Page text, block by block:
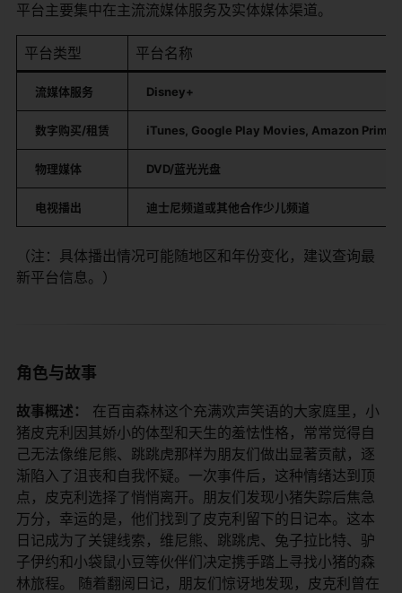
平台主要集中在主流流媒体服务及实体媒体渠道。
平台类型 平台名称
​流媒体服务​ ​Disney+​
​数字购买/租赁​ ​iTunes, Google Play Movies, Amazon Prime
​物理媒体​ ​DVD/蓝光光盘​
​电视播出​ ​迪士尼频道或其他合作少儿频道​
（注：具体播出情况可能随地区和年份变化，建议查询最
新平台信息。）
角色与故事
​故事概述：​
​ 在百亩森林这个充满欢声笑语的大家庭里，小
猪皮克利因其娇小的体型和天生的羞怯性格，常常觉得自
己无法像维尼熊、跳跳虎那样为朋友们做出显著贡献，逐
渐陷入了沮丧和自我怀疑。一次事件后，这种情绪达到顶
点，皮克利选择了悄悄离开。朋友们发现小猪失踪后焦急
万分，幸运的是，他们找到了皮克利留下的日记本。这本
日记成为了关键线索，维尼熊、跳跳虎、兔子拉比特、驴
子伊约和小袋鼠小豆等伙伴们决定携手踏上寻找小猪的森
林旅程。 随着翻阅日记，朋友们惊讶地发现，皮克利曾在